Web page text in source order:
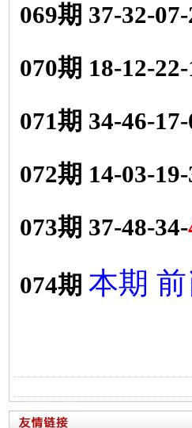
069期 37-32-
070期 18-12-
071期 34-46-
072期 14-03-
073期 37-48-34-
074期 本期